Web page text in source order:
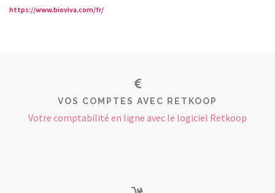
https://www.bioviva.com/fr/
VOS COMPTES AVEC RETKOOP
Votre comptabilité en ligne avec le logiciel Retkoop